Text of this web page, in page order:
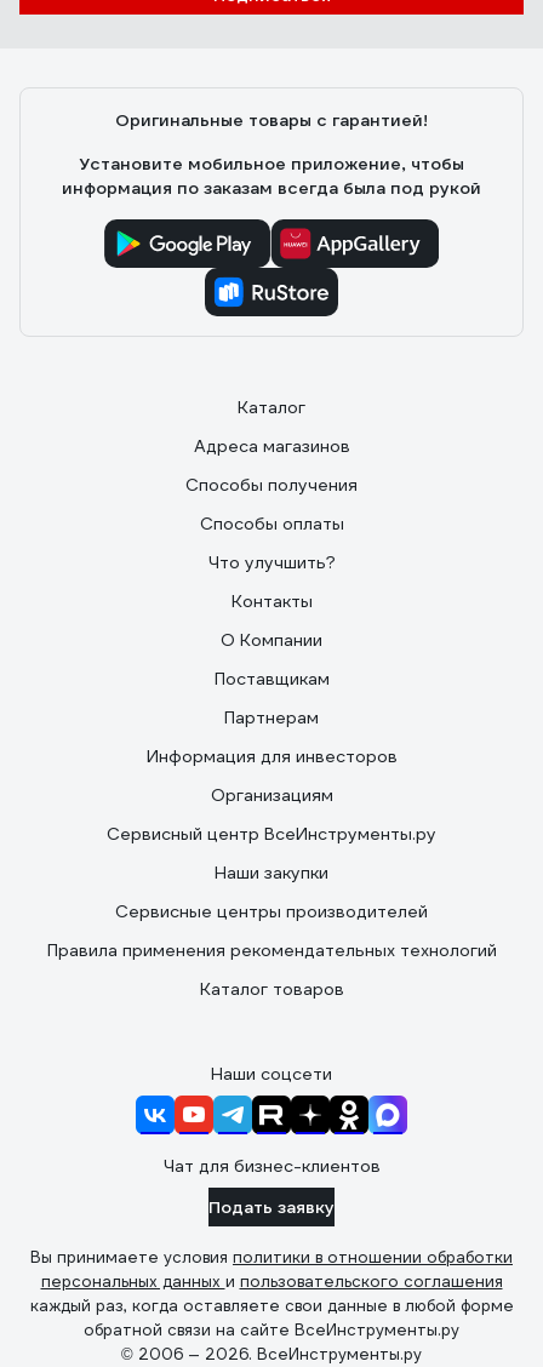
Оригинальные товары с гарантией!
Установите мобильное приложение, чтобы
информация по заказам всегда была под рукой
Каталог
Адреса магазинов
Способы получения
Способы оплаты
Что улучшить?
Контакты
О Компании
Поставщикам
Партнерам
Информация для инвесторов
Организациям
Сервисный центр ВсеИнструменты.ру
Наши закупки
Сервисные центры производителей
Правила применения рекомендательных технологий
Каталог товаров
Наши соцсети
Чат для бизнес-клиентов
Подать заявку
Вы принимаете условия политики в отношении обработки
персональных данных и пользовательского соглашения
каждый раз, когда оставляете свои данные в любой форме
обратной связи на сайте ВсеИнструменты.ру
© 2006 — 2026. ВсеИнструменты.ру